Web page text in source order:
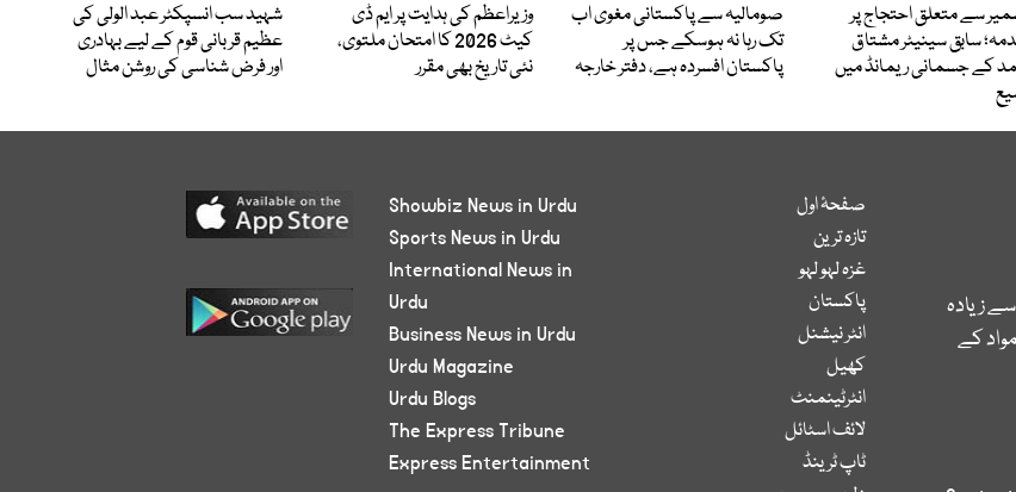
سے متعلق احتجاج پر
سابق سینیٹر مشتاق
کے جسمانی ریمانڈ میں
صومالیہ سے پاکستانی مغوی اب
تک رہا نہ ہوسکے جس پر
پاکستان افسردہ ہے، دفتر خارجہ
وزیراعظم کی ہدایت پر ایم ڈی
کیٹ 2026 کا امتحان ملتوی،
نئی تاریخ بھی مقرر
شہید سب انسپکٹر عبد الولی کی
عظیم قربانی قوم کے لیے بہادری
اور فرض شناسی کی روشن مثال
زیادہ
کے
صفحۂ اول
تازہ ترین
غزہ لہو لہو
پاکستان
انٹر نیشنل
کھیل
انٹرٹینمنٹ
لائف اسٹائل
ٹاپ ٹرینڈ
Showbiz News in Urdu
Sports News in Urdu
International News in
Urdu
Business News in Urdu
Urdu Magazine
Urdu Blogs
The Express Tribune
Express Entertainment